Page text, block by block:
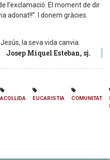
l’exclamació. El moment de dir
adonat!!”. I donem gràcies.
la seva vida canvia.
Josep Miquel Esteban, sj.
ACOLLIDA EUCARISTIA COMUNITAT